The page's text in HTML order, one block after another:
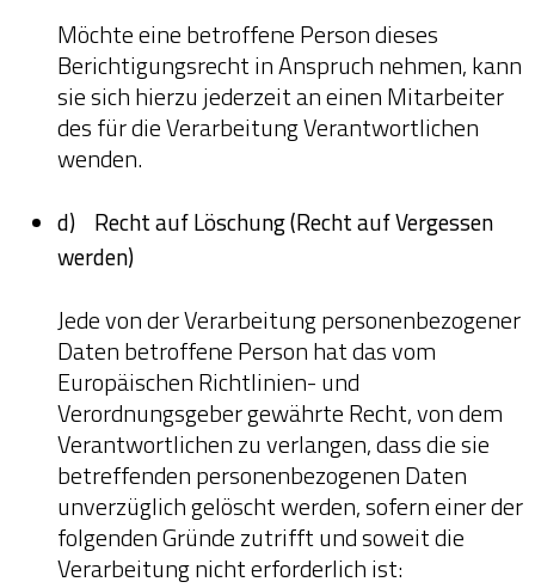
Möchte eine betroffene Person dieses
Berichtigungsrecht in Anspruch nehmen, kann
sie sich hierzu jederzeit an einen Mitarbeiter
des für die Verarbeitung Verantwortlichen
wenden.
d) Recht auf Löschung (Recht auf Vergessen
werden)
Jede von der Verarbeitung personenbezogener
Daten betroffene Person hat das vom
Europäischen Richtlinien- und
Verordnungsgeber gewährte Recht, von dem
Verantwortlichen zu verlangen, dass die sie
betreffenden personenbezogenen Daten
unverzüglich gelöscht werden, sofern einer der
folgenden Gründe zutrifft und soweit die
Verarbeitung nicht erforderlich ist: